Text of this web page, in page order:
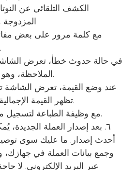
الكشف التلقائي عن
المزدوجة
التشغيل غير السليم.
الملاحظة، وهو أمر مناسب للخدمة.
تظهر القيمة الإجمالية على شاشة العميل.
5. مع وظيفة الطباعة لتسجيل معلومات المعاملة.
٦. بعد إصدار العملة الجديدة،
أحدث إصدار. ما عليك سوى توصيل
وجمع بيانات العملة في جهازك،
عبر البريد الإلكتروني. لا